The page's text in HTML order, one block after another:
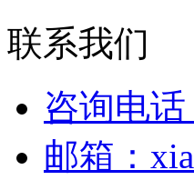
联系我们
咨询电话
邮箱：